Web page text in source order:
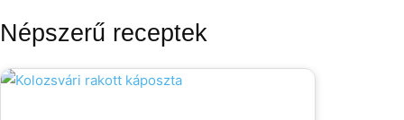
Népszerű receptek